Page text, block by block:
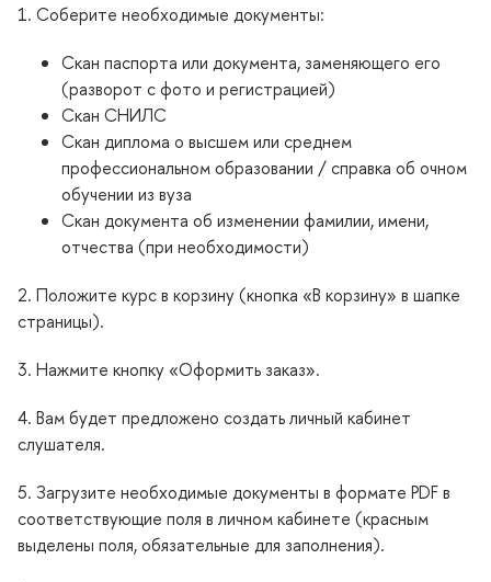
1. Соберите необходимые документы:
Скан паспорта или документа, заменяющего его
(разворот с фото и регистрацией)
Скан СНИЛС
Скан диплома о высшем или среднем
профессиональном образовании / справка об очном
обучении из вуза
Скан документа об изменении фамилии, имени,
отчества (при необходимости)
2. Положите курс в корзину (кнопка «В корзину» в шапке
страницы).
3. Нажмите кнопку «Оформить заказ».
4. Вам будет предложено создать личный кабинет
слушателя.
5. Загрузите необходимые документы в формате PDF
соответствующие поля в личном кабинете (красным
ыделены поля, обязательные для заполнения).